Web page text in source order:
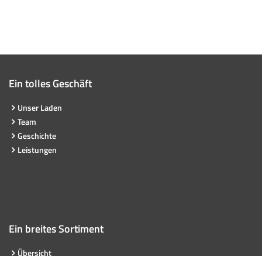
Ein tolles Geschäft
Unser Laden
Team
Geschichte
Leistungen
Ein breites Sortiment
Übersicht